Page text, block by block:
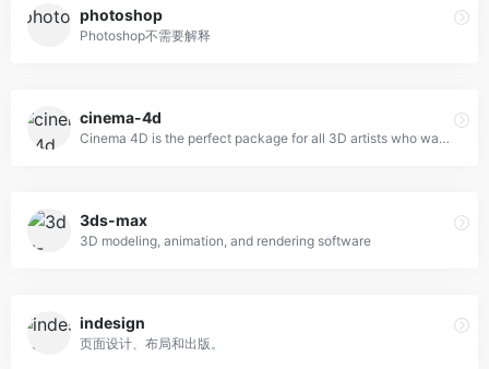
photoshop
Photoshop不需要解释
cinema-4d
Cinema 4D is the perfect package for all 3D artists who want to achieve breathtaking results fast and hassle-free.
3ds-max
3D modeling, animation, and rendering software
indesign
页面设计、布局和出版。